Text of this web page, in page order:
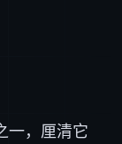
一，厘清它